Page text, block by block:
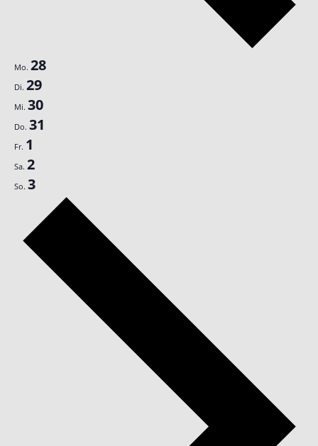
Mo. 28
Di. 29
Mi. 30
Do. 31
Fr. 1
Sa. 2
So. 3
Woche